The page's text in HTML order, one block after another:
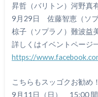
昇哲（バリトン）河野真
9月29日 佐藤智恵（ソ
椋子（ソプラノ）難波益
詳しくはイベントページ
https://
こちらもスッゴクお勧め！
9月11日（日） 15:00